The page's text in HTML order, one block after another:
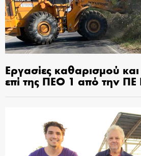
Εργασίες καθαρισμού
επί της ΠΕΟ 1 από την ΠΕ